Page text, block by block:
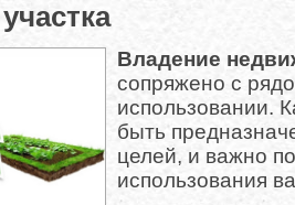
Владение
сопряжено с
использовании.
быть
целей, и важно
использования